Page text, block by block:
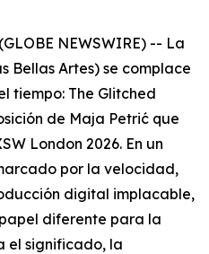
NEWSWIRE) -- La
Bellas Artes) se complace
tiempo: The Glitched
de Maja Petrić que
London 2026. En un
por la velocidad,
digital implacable,
diferente para la
el significado, la